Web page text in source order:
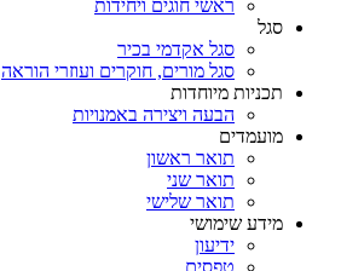
ראשי חוגים ויחידות
סגל
סגל אקדמי בכיר
סגל מורים, חוקרים ועוזרי הוראה
תכניות מיוחדות
הבעה ויצירה באמנויות
מועמדים
תואר ראשון
תואר שני
תואר שלישי
מידע שימושי
ידיעון
טפסים